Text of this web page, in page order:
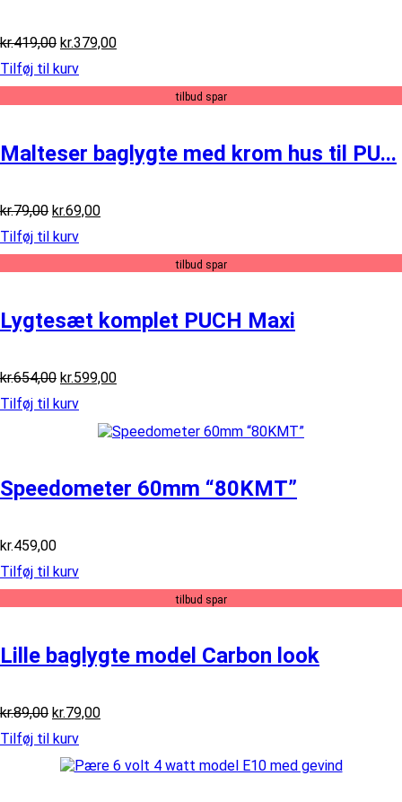
kr.419,00 Den
pris
kr.419,00.
kr.379,00Den
kr.379,00.
Tilføj til kurv
tilbud spar
Malteser baglygte med krom hus til PU...
kr.79,00 Den
oprindelige
pris
kr.79,00.
kr.69,00Den
kr.69,00.
Tilføj til kurv
tilbud spar
Lygtesæt komplet PUCH Maxi
kr.654,00 Den
pris
kr.599,00Den
er:
Tilføj til kurv
Speedometer 60mm “80KMT”
kr.459,00
Tilføj til kurv
tilbud spar
Lille baglygte model Carbon look
kr.89,00 Den
oprindelige
pris
var:
kr.79,00Den
er:
Tilføj til kurv